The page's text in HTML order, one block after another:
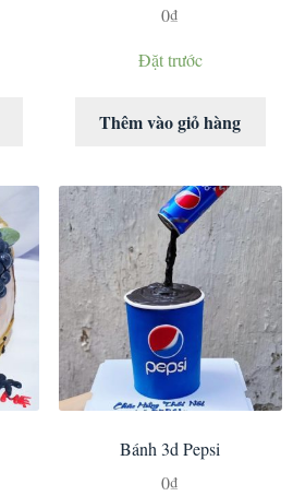
0₫
Đặt trước
Thêm vào giỏ hàng
Bánh 3d Pepsi
0₫